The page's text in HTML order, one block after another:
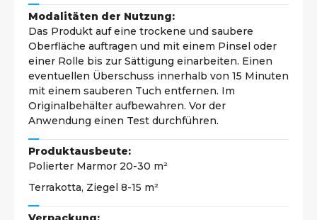
Modalitäten der Nutzung:
Das Produkt auf eine trockene und saubere
Oberfläche auftragen und mit einem Pinsel oder
einer Rolle bis zur Sättigung einarbeiten. Einen
eventuellen Überschuss innerhalb von 15 Minuten
mit einem sauberen Tuch entfernen. Im
Originalbehälter aufbewahren. Vor der
Anwendung einen Test durchführen.
Produktausbeute:
Polierter Marmor 20-30 m²
Terrakotta, Ziegel 8-15 m²